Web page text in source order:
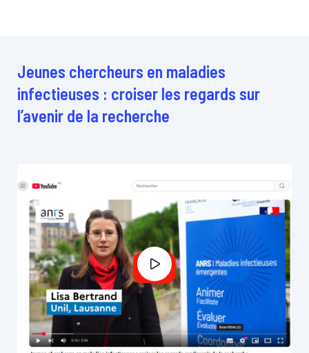
Jeunes chercheurs en maladies
infectieuses : croiser les regards sur
l’avenir de la recherche